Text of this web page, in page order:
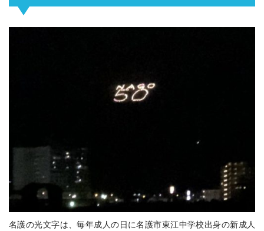
名護の光文字は、毎年成人の日に名護市東江中学校出身の新成人